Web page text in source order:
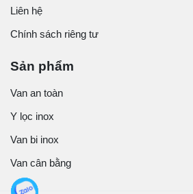
Liên hệ
Chính sách riêng tư
Sản phẩm
Van an toàn
Y lọc inox
Van bi inox
Van cân bằng